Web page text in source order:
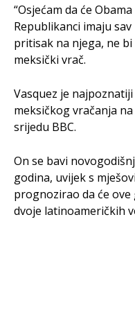
“Osjećam da će
Republikanci imaju
pritisak na njega, ne
meksički vrač.
Vasquez je
meksičkog vračanja
srijedu BBC.
On se bavi
godina, uvijek s
prognozirao da će
dvoje latinoameričkih